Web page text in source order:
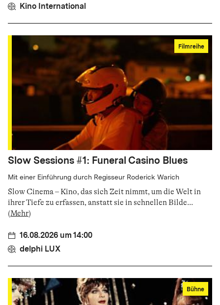
Kino International
Filmreihe
Slow Sessions #1: Funeral Casino Blues
Mit einer Einführung durch Regisseur Roderick Warich
Slow Cinema – Kino, das sich Zeit nimmt, um die Welt in
ihrer Tiefe zu erfassen, anstatt sie in schnellen Bilde...
(Mehr)
16.08.2026 um 14:00
delphi LUX
Bühne